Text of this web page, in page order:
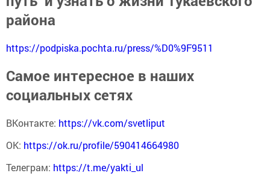
района
https://podpiska.pochta.ru/press/%D0%9F9511
Самое интересное в наших
социальных сетях
ВКонтакте: https://vk.com/svetliput
ОК: https://ok.ru/profile/590414664980
Телеграм: https://t.me/yakti_ul